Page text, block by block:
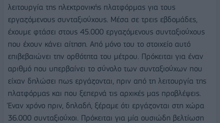
λειτουργία της ηλεκτρονικής πλατφόρμας για τους
εργαζόμενους συνταξιούχους. Μέσα σε τρεις εβδομάδες,
έχουμε φτάσει στους 45.000 εργαζόμενους συνταξιούχους
που έχουν κάνει αίτηση. Από μόνο του το στοιχείο αυτό
επιβεβαιώνει την ορθότητα του μέτρου. Πρόκειται για έναν
αριθμό που υπερβαίνει το σύνολο των συνταξιούχων που
είχαν δηλώσει πως εργάζονται, πριν από τη λειτουργία της
πλατφόρμας και που ξεπερνά τις αρχικές μας προβλέψεις.
Έναν χρόνο πριν, δηλαδή, ξέραμε ότι εργάζονται στη χώρα
36.000 συνταξιούχοι. Πρόκειται για μία ουσιώδη βελτίωση